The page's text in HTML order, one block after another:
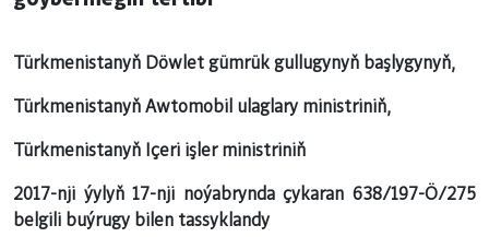
Türkmenistanyň Döwlet gümrük gullugynyň başlygynyň,
Türkmenistanyň Awtomobil ulaglary ministriniň,
Türkmenistanyň Içeri işler ministriniň
2017-nji ýylyň 17-nji noýabrynda çykaran 638/197-Ö/275
belgili buýrugy bilen tassyklandy